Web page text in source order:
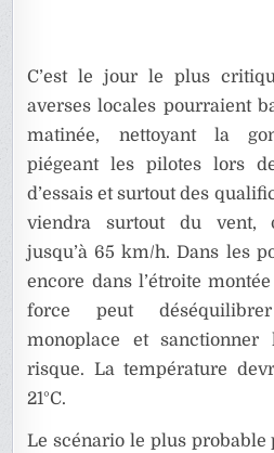
C’est le jour le plus
averses locales pourraient
matinée, nettoyant la
piégeant les pilotes lors
d’essais et surtout des
viendra surtout du vent,
jusqu’à 65 km/h. Dans les
encore dans l’étroite
force peut
monoplace et
risque. La température
21°C.
Le scénario le plus probable